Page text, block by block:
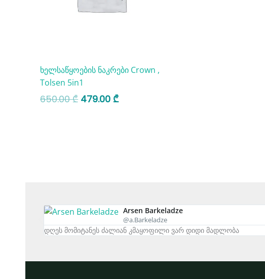
ხელსაწყოების ნაკრები Crown ,
Tolsen 5in1
650.00₾ 479.00 ₾
Arsen Barkeladze
@a.Barkeladze
დღეს მომიტანეს ძალიან კმაყოფილი ვარ დიდი მადლობა